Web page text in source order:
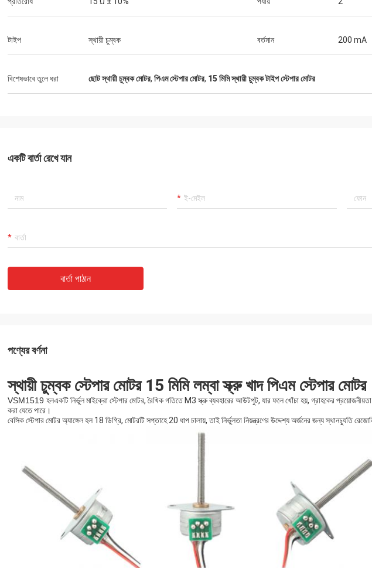
পেশাদার এবং স্পষ্ট যোগাযোগ। অর্ডার সময়মতো প্রেরণ করা
হয়। ড্রাইভার যেমন আমরা সম্মত!
টাইপ স্থায়ী চুম্বক বর্তমান 200 mA
বিশেষভাবে তুলে ধরা ছোট স্থায়ী চুম্বক মোটর, পিএম স্টেপার মোটর, 15 মিমি স্থায়ী চুম্বক টাইপ স্টেপার মোটর
একটি বার্তা রেখে যান
বার্তা পাঠান
পণ্যের বর্ণনা
স্থায়ী চুম্বক স্টেপার মোটর 15 মিমি লম্বা স্ক্রু খাদ পিএম স্টেপার মোটর
VSM1519 হলএকটি নির্ভুল মাইক্রো স্টেপার মোটর, রৈখিক গতিতে M3 স্ক্রু ব্যবহারের আউটপুট, যার ফলে খোঁচা হয়, গ্রাহকের প্রয়োজনীয়তা
করা যেতে পারে।
বেসিক স্টেপার মোটর অ্যাঙ্গেল হল 18 ডিগ্রি, মোটরটি সপ্তাহে 20 ধাপ চালায়, তাই নির্ভুলতা নিয়ন্ত্রণের উদ্দেশ্য অর্জনের জন্য স্থানচ্যুতি